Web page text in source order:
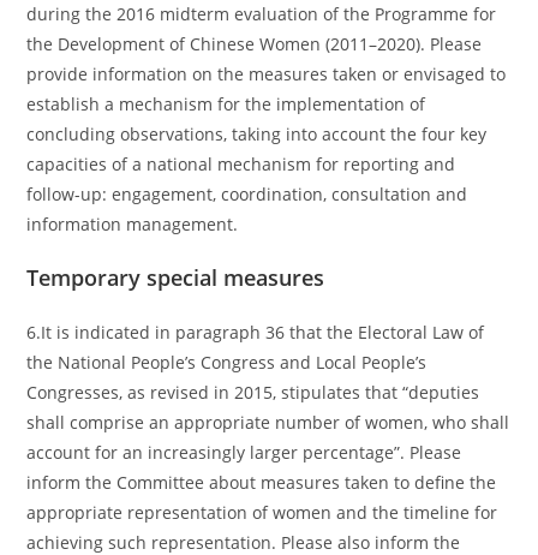
during the 2016 midterm evaluation of the Programme for
the Development of Chinese Women (2011–2020). Please
provide information on the measures taken or envisaged to
establish a mechanism for the implementation of
concluding observations, taking into account the four key
capacities of a national mechanism for reporting and
follow-up: engagement, coordination, consultation and
information management.
Temporary special measures
6.It is indicated in paragraph 36 that the Electoral Law of
the National People’s Congress and Local People’s
Congresses, as revised in 2015, stipulates that “deputies
shall comprise an appropriate number of women, who shall
account for an increasingly larger percentage”. Please
inform the Committee about measures taken to define the
appropriate representation of women and the timeline for
achieving such representation. Please also inform the